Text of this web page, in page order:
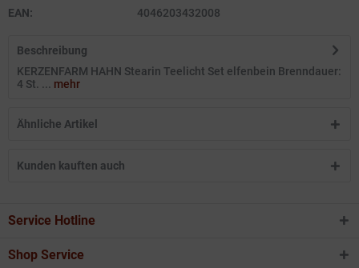
EAN:
4046203432008
Beschreibung
KERZENFARM HAHN Stearin Teelicht Set elfenbein Brenndauer:
4 St. ... mehr
Ähnliche Artikel
Kunden kauften auch
Service Hotline
Shop Service